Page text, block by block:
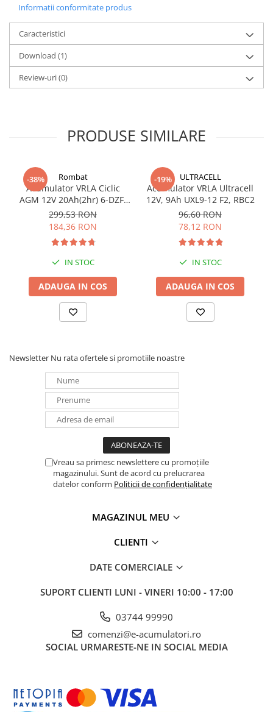
Stabilizatoare Tensiune
PDUs unitati de distributie a
energiei electrice
Cabinete baterii
Panouri portabile
Racire/Incalzire
Statii energie portabile
Dulapuri pentru cablare
structurata
Laptop & PC accesorii, baterii,
cabluri USB, prelungitoare USB
Cablu de date si Adaptoare
Solutii solare portabile
Lichidare de stoc
Acumulatori
Sisteme de prindere
Informatii conformitate produs
Caracteristici
Download (1)
Review-uri(0)
PRODUSE SIMILARE
-38% Rombat
Acumulator VRLA Ciclic
AGM 12V 20Ah(2hr) 6-DZF-
20 / 6-DZM-20 pentru
biciclete electrice
299,53 RON
184,36 RON
IN STOC
ADAUGA IN COS
-19% ULTRACELL
Acumulator VRLA Ultracell
12V, 9Ah UXL9-12 F2, RBC2
96,60 RON
78,12 RON
IN STOC
ADAUGA IN COS
Newsletter Nu rata ofertele si promotiile noastre
Vreau sa primesc newslettere cu promoțiile
magazinului. Sunt de acord cu prelucrarea
datelor conform Politicii de confidențialitate
MAGAZINUL MEU
CLIENTI
DATE COMERCIALE
SUPORT CLIENTI LUNI - VINERI 10:00 - 17:00
03744 99990
comenzi@e-acumulatori.ro
SOCIAL URMARESTE-NE IN SOCIAL MEDIA